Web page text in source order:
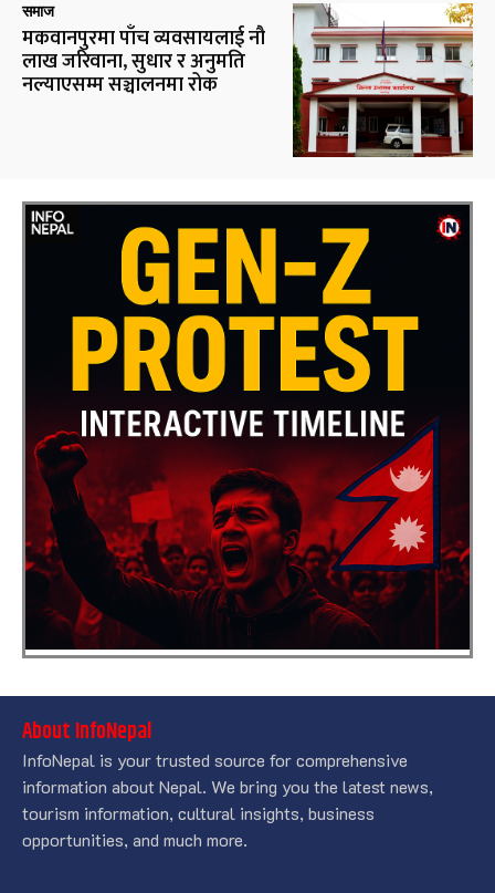
समाज
मकवानपुरमा पाँच व्यवसायलाई नौ
लाख जरिवाना, सुधार र अनुमति
नल्याएसम्म सञ्चालनमा रोक
About InfoNepal
InfoNepal is your trusted source for comprehensive
information about Nepal. We bring you the latest news,
tourism information, cultural insights, business
opportunities, and much more.